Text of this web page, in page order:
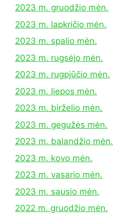
2023 m. gruodžio mėn.
2023 m. lapkričio mėn.
2023 m. spalio mėn.
2023 m. rugsėjo mėn.
2023 m. rugpjūčio mėn.
2023 m. liepos mėn.
2023 m. birželio mėn.
2023 m. gegužės mėn.
2023 m. balandžio mėn.
2023 m. kovo mėn.
2023 m. vasario mėn.
2023 m. sausio mėn.
2022 m. gruodžio mėn.